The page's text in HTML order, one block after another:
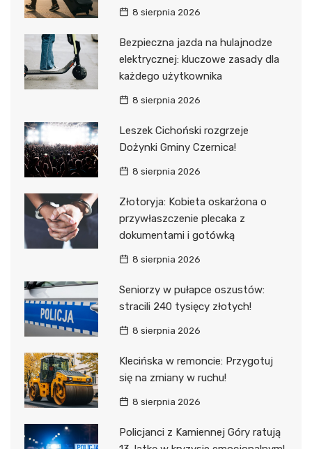
8 sierpnia 2026
Bezpieczna jazda na hulajnodze
elektrycznej: kluczowe zasady dla
każdego użytkownika
8 sierpnia 2026
Leszek Cichoński rozgrzeje
Dożynki Gminy Czernica!
8 sierpnia 2026
Złotoryja: Kobieta oskarżona o
przywłaszczenie plecaka z
dokumentami i gotówką
8 sierpnia 2026
Seniorzy w pułapce oszustów:
stracili 240 tysięcy złotych!
8 sierpnia 2026
Klecińska w remoncie: Przygotuj
się na zmiany w ruchu!
8 sierpnia 2026
Policjanci z Kamiennej Góry ratują